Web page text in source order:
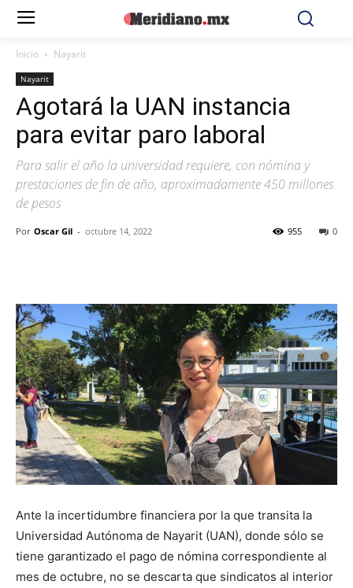
Inicio Nayarit
Nayarit
Agotará la UAN instancia
para evitar paro laboral
Para salir el año la universidad requiere, con nómina y
prestaciones de fin de año, aproximadamente 450 millones
de pesos
Por Oscar Gil - octubre 14, 2022 0
955
Ante la incertidumbre financiera por la que transita la
Universidad Autónoma de Nayarit (UAN), donde sólo se
tiene garantizado el pago de nómina correspondiente al
mes de octubre, no se descarta que sindicatos al interior